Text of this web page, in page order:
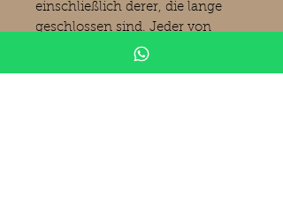
einschließlich derer, die lange
geschlossen sind. Jeder von
ihnen ist ein Wunder, XOP wird